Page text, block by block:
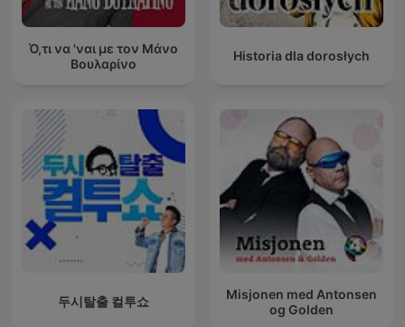
Ό,τι να 'ναι με τον Μάνο
Βουλαρίνο
Historia dla dorosłych
두시탈출 컬투쇼
Misjonen med Antonsen
og Golden